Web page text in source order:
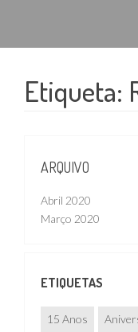
Etiqueta:
ARQUIVO
Abril 2020
Março 2020
ETIQUETAS
15 Anos